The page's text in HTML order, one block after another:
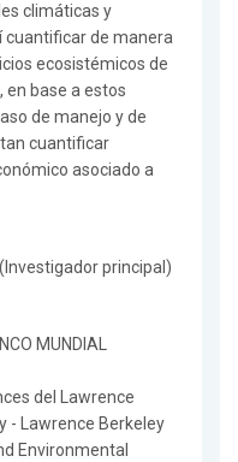
climáticas y
cuantificar de manera
ecosistémicos de
en base a estos
de manejo y de
cuantificar
asociado a
(Investigador principal)
MUNDIAL
del Lawrence
- Lawrence Berkeley
Environmental